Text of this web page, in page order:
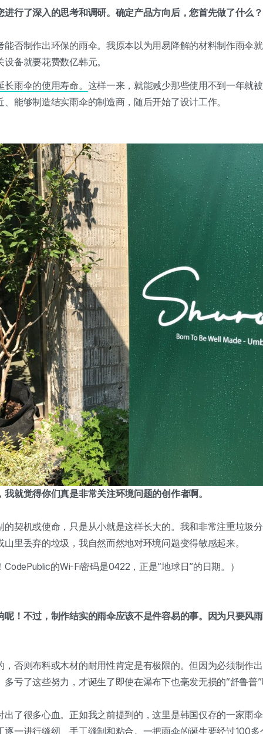
进行了深入的思考和调研。确定产品方向后，您首先做了什么？
能否制作出环保的雨伞。我原本以为用易降解的材料制作雨伞
备就要花费数亿韩元。
雨伞的使用寿命。 这样一来，就能减少那些使用不到一年就
能够制造结实雨伞的制造商，随后开始了设计工作。
就觉得你们真是非常关注环境问题的创作者啊。
的契机或使命，只是从小就是这样长大的。我和非常注重垃圾
里丢弃的垃圾，我自然而然地对环境问题变得敏感起来。
的Wi-Fi密码是0422，正是“地球日”的日期。）
呢！不过，制作结实的雨伞应该不是件容易的事。因为只要风
，否则布料或木材的耐用性肯定是有极限的。但因为必须制作
多亏了这些努力，才诞生了即使在瀑布下也毫发无损的“舒鲁普
出了很多心血。正如我之前提到的，这里是韩国仅存的一家雨
逐一进行缝纫、手工缝制和粘合。一把雨伞的诞生要经过100多